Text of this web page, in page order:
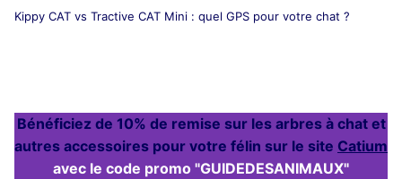
Kippy CAT vs Tractive CAT Mini : quel GPS pour votre chat ?
Bénéficiez de 10% de remise sur les arbres à chat et
autres accessoires pour votre félin sur le site Catium
avec le code promo "GUIDEDESANIMAUX"